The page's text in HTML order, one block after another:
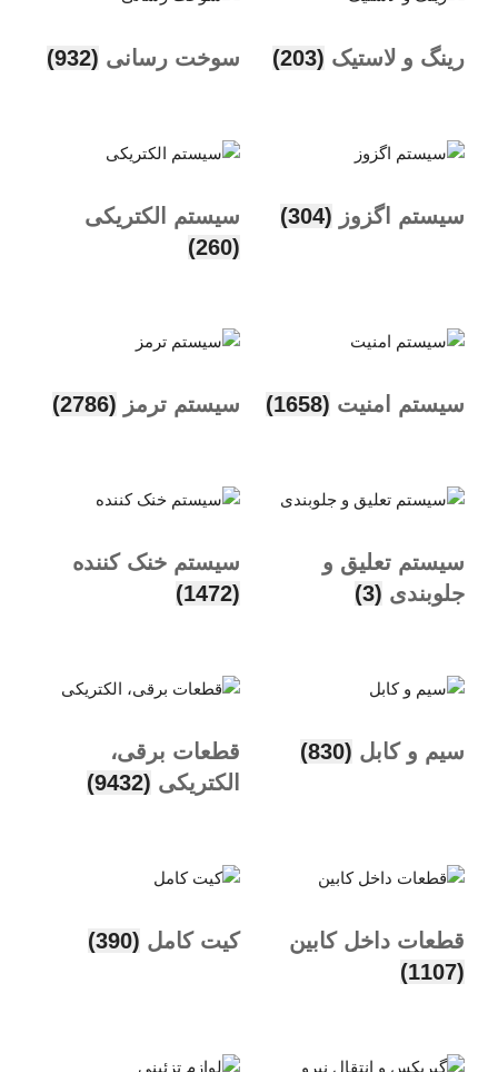
رینگ و لاستیک (203) سوخت رسانی (932)
سیستم اگزوز (304)
سیستم الکتریکی
(260)
سیستم امنیت (1658) سیستم ترمز (2786)
سیستم تعلیق و
جلوبندی (3)
سیستم خنک کننده
(1472)
سیم و کابل (830)
قطعات برقی،
الکتریکی (9432)
قطعات داخل کابین
(1107)
کیت کامل (390)